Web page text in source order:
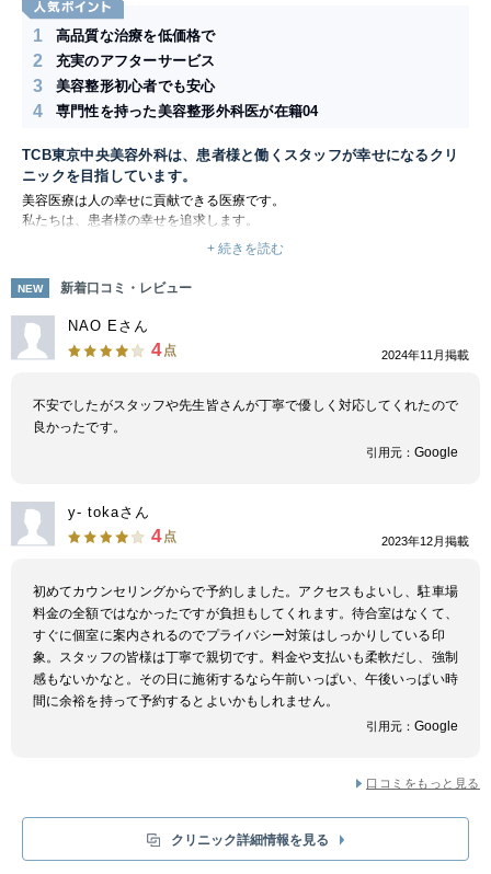
1 高品質な治療を低価格で
2 充実のアフターサービス
3 美容整形初心者でも安心
4 専門性を持った美容整形外科医が在籍04
TCB東京中央美容外科は、患者様と働くスタッフが幸せになるクリ
ニックを目指しています。
美容医療は人の幸せに貢献できる医療です。
私たちは、患者様の幸せを追求します。
そのために、働くスタッフの幸せも追求します。
「美容医療に携わることができて楽しい」そう思えるクリニックを自らの手
で創り上げ、患者様に幸せと喜びを提供するために、私たちは以下のビジョ
ンを掲げてクリニックの運営に邁進します。
+ 続きを読む
NEW 新着口コミ・レビュー
NAO Eさん
4 点 2024年11月掲載
不安でしたがスタッフや先生皆さんが丁寧で優しく対応してくれたので
良かったです。
引用元： Google
y- tokaさん
4 点 2023年12月掲載
初めてカウンセリングからで予約しました。アクセスもよいし、駐車場
料金の全額ではなかったですが負担もしてくれます。待合室はなくて、
すぐに個室に案内されるのでプライバシー対策はしっかりしている印
象。スタッフの皆様は丁寧で親切です。料金や支払いも柔軟だし、強制
感もないかなと。その日に施術するなら午前いっぱい、午後いっぱい時
間に余裕を持って予約するとよいかもしれません。
引用元： Google
口コミをもっと見る
クリニック詳細情報を見る